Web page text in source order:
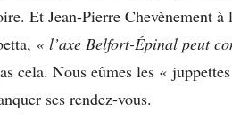
Et Jean-Pierre Chevènement à
« l’axe Belfort-Épinal peut
cela. Nous eûmes les «
ses rendez-vous.